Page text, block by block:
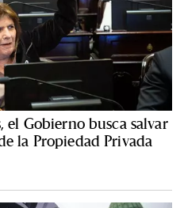
Gobierno busca salvar
la Propiedad Privada